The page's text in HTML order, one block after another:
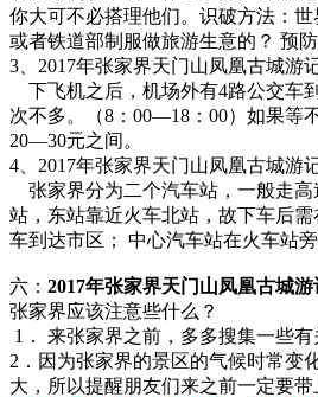
你大可不必搭理他们。识破方法：
或者铁道部制服做旅游生意的？ 预
3、2017年张家界天门山凤凰古城游
下飞机之后，机场外有4路公交车
次不多。（8：00—18：00）如果等
20—30元之间。
4、2017年张家界天门山凤凰古城
张家界分为二个汽车站，一般走高
站，东站靠近火车北站，故下车后
车到达市区； 中心汽车站在火车站
六： 2017年张家界天门山凤凰古城游
张家界应该注意些什么？
1． 来张家界之前，多多搜集一些有
2．因为张家界的景区的气候时常变
大，所以提醒朋友们来之前一定要